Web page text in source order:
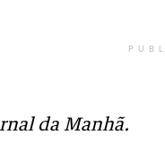
da Manhã.